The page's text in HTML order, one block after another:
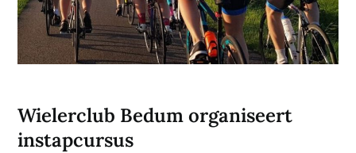
Wielerclub Bedum organiseert
instapcursus